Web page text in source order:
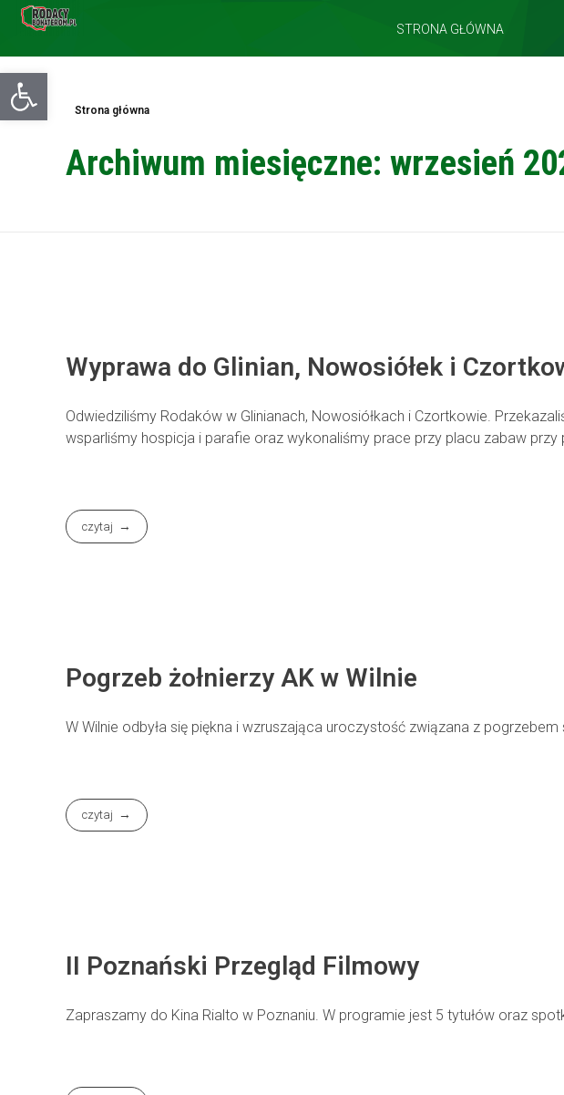
Otwórz pasek narzędzi
STRONA GŁÓWNA
Strona główna
Archiwum miesięczne: wrzesień
Wyprawa do Glinian, Nowosiółek i
Odwiedziliśmy Rodaków w Glinianach, Nowosiółkach i Czortkowie.
wsparliśmy hospicja i parafie oraz wykonaliśmy prace przy placu zabaw
czytaj
Pogrzeb żołnierzy AK w Wilnie
W Wilnie odbyła się piękna i wzruszająca uroczystość związana z pogrzebem
czytaj
II Poznański Przegląd Filmowy
Zapraszamy do Kina Rialto w Poznaniu. W programie jest 5 tytułów oraz